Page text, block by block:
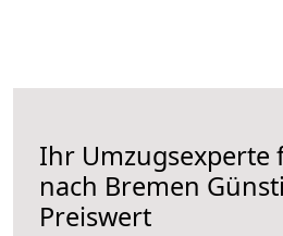
Ihr Umzugsexperte
nach Bremen
Preiswert